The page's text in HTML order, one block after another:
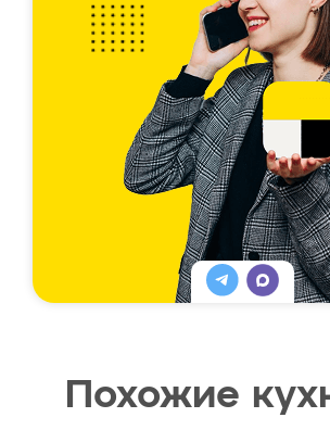
Похожие